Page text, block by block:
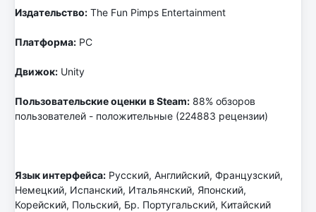
Издательство: The Fun Pimps Entertainment
Платформа: PC
Движок: Unity
Пользовательские оценки в Steam: 88% обзоров
пользователей - положительные (224883 рецензии)
Язык интерфейса: Русский, Английский, Французский,
Немецкий, Испанский, Итальянский, Японский,
Корейский, Польский, Бр. Португальский, Китайский